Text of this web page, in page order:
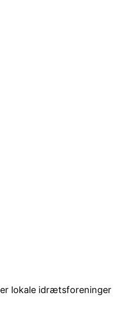
lokale idrætsforeninger